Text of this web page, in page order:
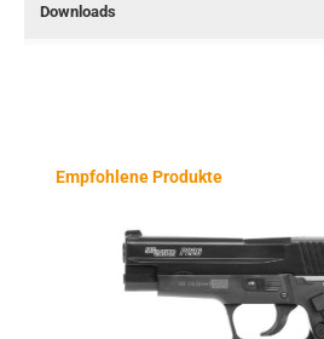
Downloads
Produktgalerie überspringen
Empfohlene Produkte